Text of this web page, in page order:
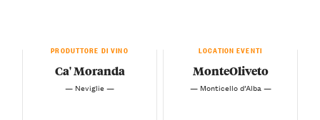
PRODUTTORE DI VINO
Ca' Moranda
— Neviglie —
LOCATION EVENTI
MonteOliveto
— Monticello d’Alba —